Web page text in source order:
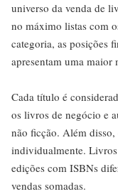
universo da venda de
no máximo listas com
categoria, as posições
apresentam uma maior
Cada título é
os livros de negócio e
não ficção. Além disso,
individualmente.
edições com ISBNs
vendas somadas.